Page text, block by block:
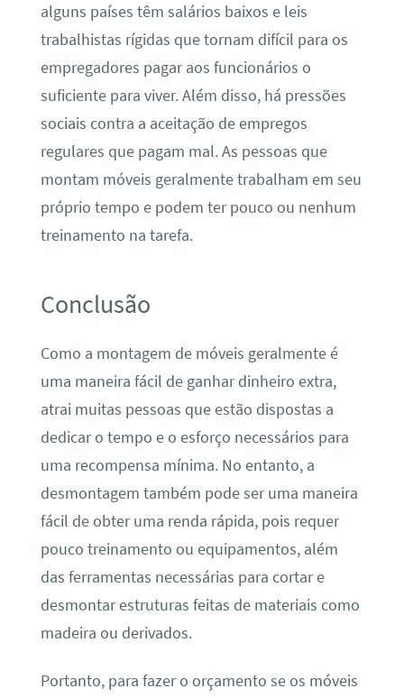
alguns países têm salários baixos e leis
trabalhistas rígidas que tornam difícil para os
empregadores pagar aos funcionários o
suficiente para viver. Além disso, há pressões
sociais contra a aceitação de empregos
regulares que pagam mal. As pessoas que
montam móveis geralmente trabalham em seu
próprio tempo e podem ter pouco ou nenhum
treinamento na tarefa.
Conclusão
Como a montagem de móveis geralmente é
uma maneira fácil de ganhar dinheiro extra,
atrai muitas pessoas que estão dispostas a
dedicar o tempo e o esforço necessários para
uma recompensa mínima. No entanto, a
desmontagem também pode ser uma maneira
fácil de obter uma renda rápida, pois requer
pouco treinamento ou equipamentos, além
das ferramentas necessárias para cortar e
desmontar estruturas feitas de materiais como
madeira ou derivados.
Portanto, para fazer o orçamento se os móveis